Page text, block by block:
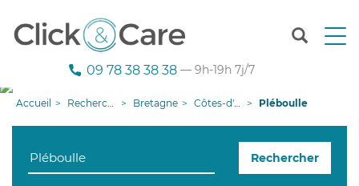
T
n
09 78 38 38 38 — 9h-19h 7j/7
Accueil Recherche aide à domicile Bretagne Côtes-d'armor Pléboulle
Rechercher